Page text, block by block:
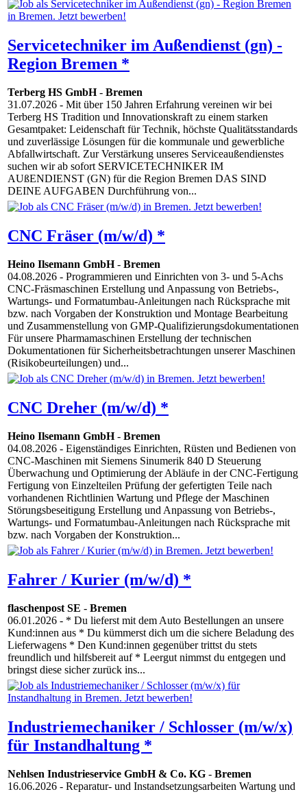
Servicetechniker im Außendienst (gn) -
Region Bremen *
Terberg HS GmbH- Bremen
31.07.2026 - Mit über 150 Jahren Erfahrung vereinen wir bei
Terberg HS Tradition und Innovationskraft zu einem starken
Gesamtpaket: Leidenschaft für Technik, höchste Qualitätsstandards
und zuverlässige Lösungen für die kommunale und gewerbliche
Abfallwirtschaft. Zur Verstärkung unseres Serviceaußendienstes
suchen wir ab sofort SERVICETECHNIKER IM
AUßENDIENST (GN) für die Region Bremen DAS SIND
DEINE AUFGABEN Durchführung von...
CNC Fräser (m/w/d) *
Heino Ilsemann GmbH- Bremen
04.08.2026 - Programmieren und Einrichten von 3- und 5-Achs
CNC-Fräsmaschinen Erstellung und Anpassung von Betriebs-,
Wartungs- und Formatumbau-Anleitungen nach Rücksprache mit
bzw. nach Vorgaben der Konstruktion und Montage Bearbeitung
und Zusammenstellung von GMP-Qualifizierungsdokumentationen
Für unsere Pharmamaschinen Erstellung der technischen
Dokumentationen für Sicherheitsbetrachtungen unserer Maschinen
(Risikobeurteilungen) und...
CNC Dreher (m/w/d) *
Heino Ilsemann GmbH- Bremen
04.08.2026 - Eigenständiges Einrichten, Rüsten und Bedienen von
CNC-Maschinen mit Siemens Sinumerik 840 D Steuerung
Überwachung und Optimierung der Abläufe in der CNC-Fertigung
Fertigung von Einzelteilen Prüfung der gefertigten Teile nach
vorhandenen Richtlinien Wartung und Pflege der Maschinen
Störungsbeseitigung Erstellung und Anpassung von Betriebs-,
Wartungs- und Formatumbau-Anleitungen nach Rücksprache mit
bzw. nach Vorgaben der Konstruktion...
Fahrer / Kurier (m/w/d) *
flaschenpost SE - Bremen
06.01.2026 - * Du lieferst mit dem Auto Bestellungen an unsere
Kund:innen aus * Du kümmerst dich um die sichere Beladung des
Lieferwagens * Den Kund:innen gegenüber trittst du stets
freundlich und hilfsbereit auf * Leergut nimmst du entgegen und
bringst diese sicher zurück ins...
Industriemechaniker / Schlosser (m/w/x)
für Instandhaltung *
Nehlsen Industrieservice GmbH & Co. KG - Bremen
16.06.2026 - Reparatur- und Instandsetzungsarbeiten Wartung und